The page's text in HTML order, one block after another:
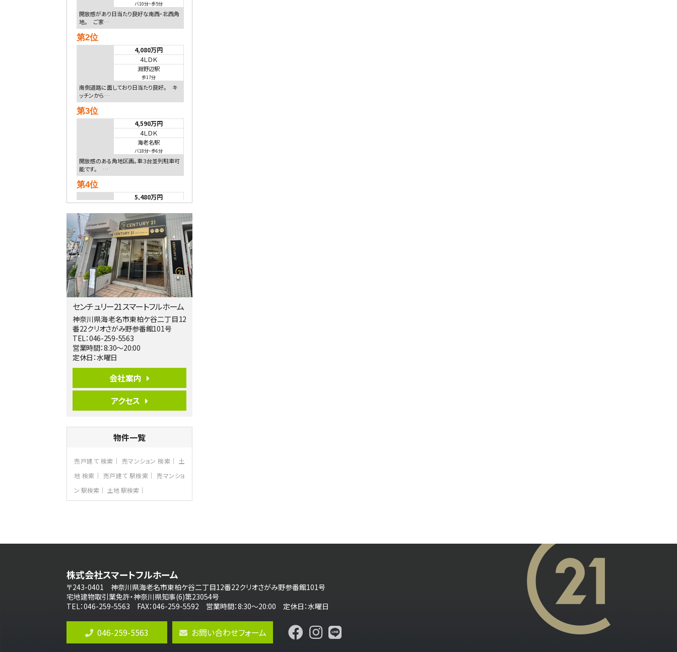
バ10分・歩5分
開放感があり日当たり良好な南西・北西角
地。 ご家…
第2位
4,080万円
4ＬＤＫ
淵野辺駅
歩17分
南側道路に面しており日当たり良好。 キ
ッチンから…
第3位
4,590万円
4ＬＤＫ
海老名駅
バ18分・歩6分
開放感のある角地区画。車３台並列駐車可
能です。 …
第4位
5,480万円
相模大野駅
バ9分・ 歩4分
２０１５年６月築、積水ハウス施工住宅で
す。 南東…
第5位
3,680万円
4ＬＤＫ
橋本駅
バ19分・歩8分
開放感があり日当たり良好な南西・北西角
地区画。 …
第6位
3,680万円
4ＳＬＤＫ
リビングダイニング部分の床暖房完備 車
並列2台駐…
4ＬＤＫ
長後駅
機や浴…
第8位
3,680万円
4ＬＤＫ
4ＬＤＫ
桜ヶ丘駅
バ14分 ・歩4分
LDK約20帖とゆとりある広さ！WIC、SIC
の…
3,180万円
センチュリー21スマートフルホーム
神奈川県海老名市東柏ケ谷二丁目12
番22クリオさがみ野参番館101号
TEL：046-259-5563
営業時間：8:30～20:00
定休日：水曜日
会社案内
アクセス
物件一覧
売戸建て 検索 売マンション 検索
土
地 検索
売戸建て 駅検索
売マンショ
ン 駅検索
土地 駅検索
株式会社スマートフルホーム
〒243-0401 神奈川県海老名市東柏ケ谷二丁目12番22クリオさがみ野参番館101号
宅地建物取引業免許・神奈川県知事(6)第23054号
TEL：046-259-5563 FAX：046-259-5592 営業時間：8:30～20:00 定休日：水曜日
046-259-5563 お問い合わせフォーム